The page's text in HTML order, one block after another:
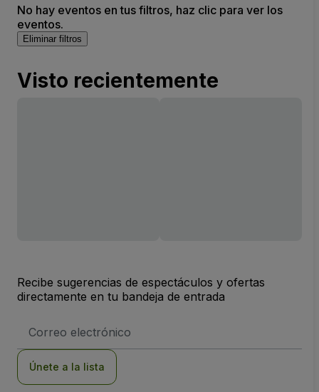
No hay eventos en tus filtros, haz clic para ver los
eventos.
Eliminar filtros
Visto recientemente
Recibe sugerencias de espectáculos y ofertas
directamente en tu bandeja de entrada
de
Únete a la lista